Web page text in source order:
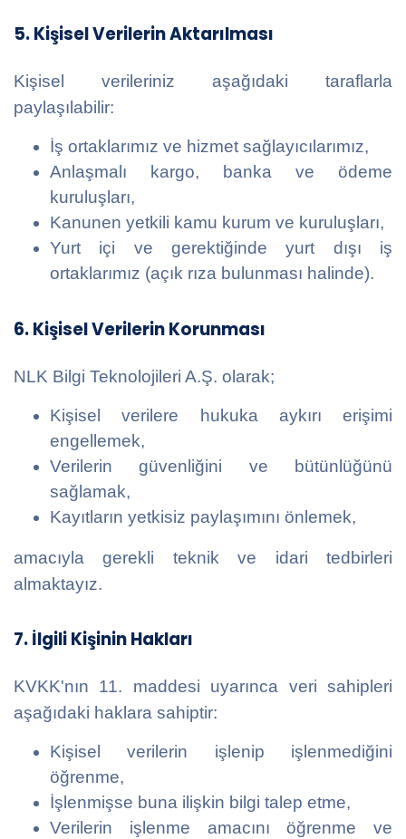
5. Kişisel Verilerin Aktarılması
Kişisel verileriniz aşağıdaki taraflarla
paylaşılabilir:
İş ortaklarımız ve hizmet sağlayıcılarımız,
Anlaşmalı kargo, banka ve ödeme
kuruluşları,
Kanunen yetkili kamu kurum ve kuruluşları,
Yurt içi ve gerektiğinde yurt dışı iş
ortaklarımız (açık rıza bulunması halinde).
6. Kişisel Verilerin Korunması
NLK Bilgi Teknolojileri A.Ş. olarak;
Kişisel verilere hukuka aykırı erişimi
engellemek,
Verilerin güvenliğini ve bütünlüğünü
sağlamak,
Kayıtların yetkisiz paylaşımını önlemek,
amacıyla gerekli teknik ve idari tedbirleri
almaktayız.
7. İlgili Kişinin Hakları
KVKK'nın 11. maddesi uyarınca veri sahipleri
aşağıdaki haklara sahiptir:
Kişisel verilerin işlenip işlenmediğini
öğrenme,
İşlenmişse buna ilişkin bilgi talep etme,
Verilerin işlenme amacını öğrenme ve